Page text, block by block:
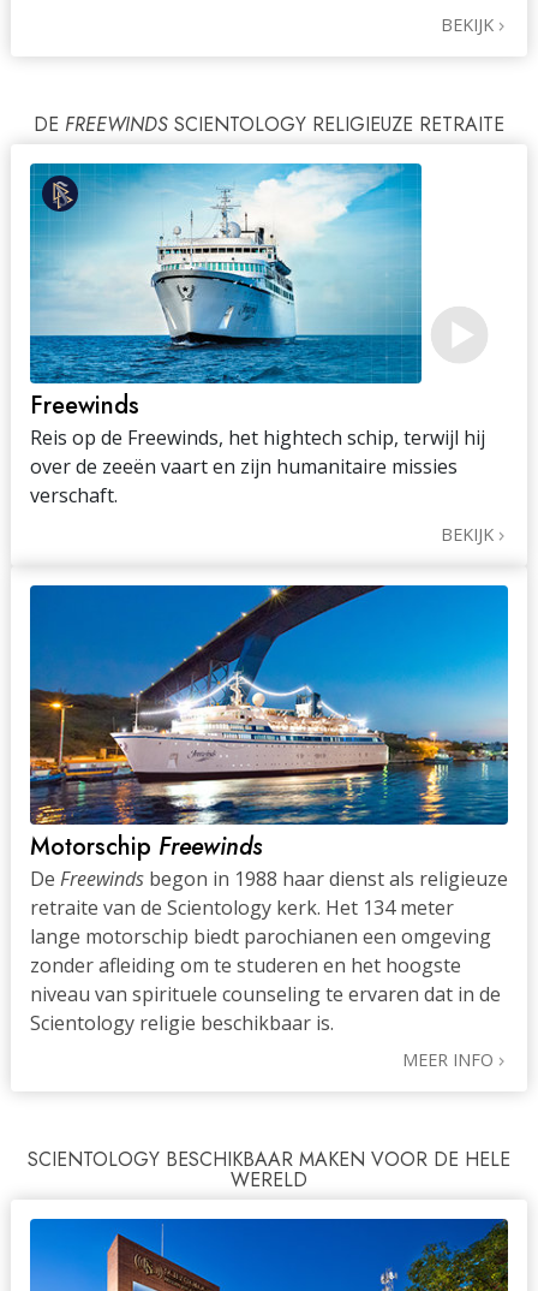
BEKIJK
DE FREEWINDS SCIENTOLOGY RELIGIEUZE RETRAITE
Freewinds
Reis op de Freewinds, het hightech schip, terwijl hij
over de zeeën vaart en zijn humanitaire missies
verschaft.
BEKIJK
Motorschip Freewinds
De Freewinds begon in 1988 haar dienst als religieuze
retraite van de Scientology kerk. Het 134 meter
lange motorschip biedt parochianen een omgeving
zonder afleiding om te studeren en het hoogste
niveau van spirituele counseling te ervaren dat in de
Scientology religie beschikbaar is.
MEER INFO
SCIENTOLOGY BESCHIKBAAR MAKEN VOOR DE HELE
WERELD